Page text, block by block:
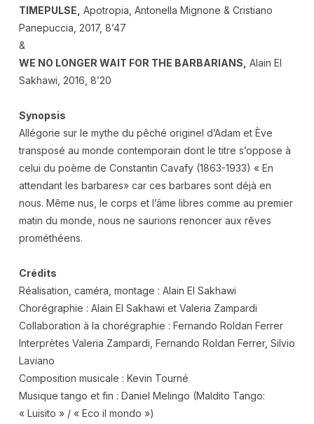
TIMEPULSE, Apotropia, Antonella Mignone & Cristiano
Panepuccia, 2017, 8’47
&
WE NO LONGER WAIT FOR THE BARBARIANS, Alain El
Sakhawi, 2016, 8’20
Synopsis
Allégorie sur le mythe du pêché originel d’Adam et Ève
transposé au monde contemporain dont le titre s’oppose à
celui du poème de Constantin Cavafy (1863-1933) « En
attendant les barbares» car ces barbares sont déjà en
nous. Même nus, le corps et l’âme libres comme au premier
matin du monde, nous ne saurions renoncer aux rêves
prométhéens.
Crédits
Réalisation, caméra, montage : Alain El Sakhawi
Chorégraphie : Alain El Sakhawi et Valeria Zampardi
Collaboration à la chorégraphie : Fernando Roldan Ferrer
Interprètes Valeria Zampardi, Fernando Roldan Ferrer, Silvio
Laviano
Composition musicale : Kevin Tourné
Musique tango et fin : Daniel Melingo (Maldito Tango:
« Luisito » / « Eco il mondo »)